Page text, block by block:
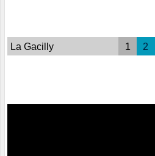
La Gacilly 1 2